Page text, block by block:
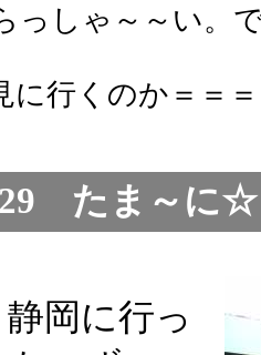
っしゃ～～い。
に行くのか＝＝
29 たま～に
岡に行っ